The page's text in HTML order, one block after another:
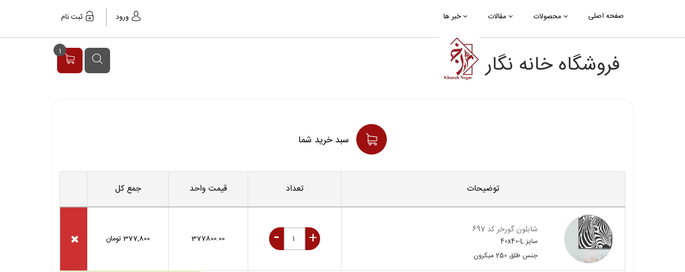
صفحه اصلی محصولات مقالات خبر ها ورود ثبت نام
فروشگاه خانه نگار 1
سبد خريد شما
توضیحات تعداد قیمت واحد جمع کل
شابلون گورخر کد 697
سایز40x40-L
جنسطلق 250 میکرون
377800.00
377,800 تومان